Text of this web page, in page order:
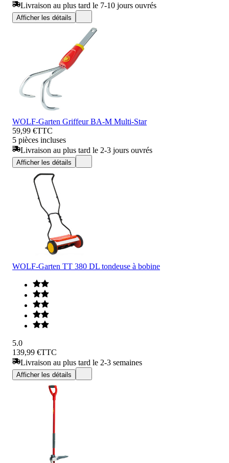
Livraison au plus tard le 7-10 jours ouvrés
Afficher les détails
WOLF-Garten Griffeur BA-M Multi-Star
59,99 €TTC
5 pièces incluses
Livraison au plus tard le 2-3 jours ouvrés
Afficher les détails
WOLF-Garten TT 380 DL tondeuse à bobine
5.0
139,99 €TTC
Livraison au plus tard le 2-3 semaines
Afficher les détails